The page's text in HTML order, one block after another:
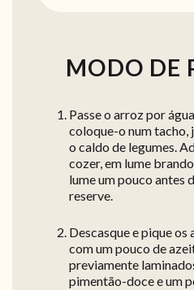
MODO DE
Passe o arroz por
coloque-o num tacho,
o caldo de legumes.
cozer, em lume
lume um pouco antes
reserve.
Descasque e pique os
com um pouco de
previamente
pimentão-doce e um